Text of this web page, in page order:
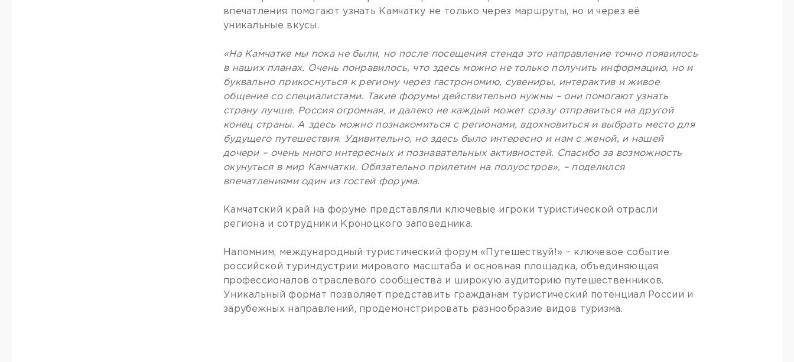
впечатления помогают узнать Камчатку не только через маршруты, но и через её
уникальные вкусы.
«На Камчатке мы пока не были, но после посещения стенда это направление точно появилось
в наших планах. Очень понравилось, что здесь можно не только получить информацию, но и
буквально прикоснуться к региону через гастрономию, сувениры, интерактив и живое
общение со специалистами. Такие форумы действительно нужны – они помогают узнать
страну лучше. Россия огромная, и далеко не каждый может сразу отправиться на другой
конец страны. А здесь можно познакомиться с регионами, вдохновиться и выбрать место для
будущего путешествия. Удивительно, но здесь было интересно и нам с женой, и нашей
дочери – очень много интересных и познавательных активностей. Спасибо за возможность
окунуться в мир Камчатки. Обязательно прилетим на полуостров», – поделился
впечатлениями один из гостей форума.
Камчатский край на форуме представляли ключевые игроки туристической отрасли
региона и сотрудники Кроноцкого заповедника.
Напомним, международный туристический форум «Путешествуй!» – ключевое событие
российской туриндустрии мирового масштаба и основная площадка, объединяющая
профессионалов отраслевого сообщества и широкую аудиторию путешественников.
Уникальный формат позволяет представить гражданам туристический потенциал России и
зарубежных направлений, продемонстрировать разнообразие видов туризма.